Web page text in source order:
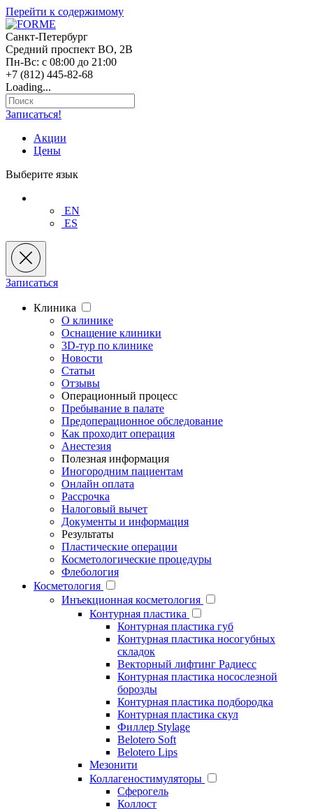
Перейти к содержимому
Санкт-Петербург
Средний проспект ВО, 2В
Пн-Вс: с 08:00 до 21:00
+7 (812) 445-82-68
Loading...
Записаться!
Акции
Цены
Выберите язык
EN
ES
Записаться
Клиника
О клинике
Оснащение клиники
3D-тур по клинике
Новости
Статьи
Отзывы
Операционный процесс
Пребывание в палате
Предоперационное обследование
Как проходит операция
Анестезия
Полезная информация
Иногородним пациентам
Онлайн оплата
Рассрочка
Налоговый вычет
Документы и информация
Результаты
Пластические операции
Косметологические процедуры
Флебология
Косметология
Инъекционная косметология
Контурная пластика
Контурная пластика губ
Контурная пластика носогубных
складок
Векторный лифтинг Радиесс
Контурная пластика носослезной
борозды
Контурная пластика подбородка
Контурная пластика скул
Филлер Stylage
Belotero Soft
Belotero Lips
Мезонити
Коллагеностимуляторы
Сферогель
Коллост